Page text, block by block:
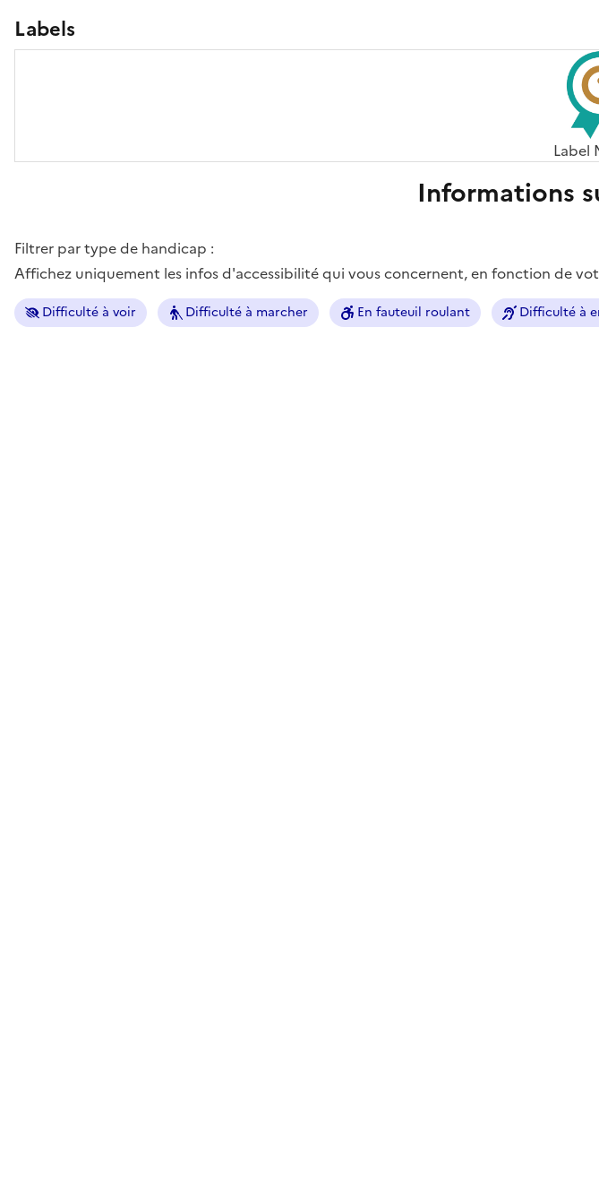
Labels
Label
Informations
Filtrer par type de handicap :
Affichez uniquement les infos d'accessibilité qui vous concernent, en fonction de
Difficulté à voir Difficulté à marcher En fauteuil roulant Difficulté à